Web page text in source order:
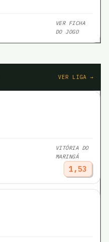
VER FICHA
DO JOGO
VER LIGA →
VITÓRIA DO
MARINGÁ
1,53